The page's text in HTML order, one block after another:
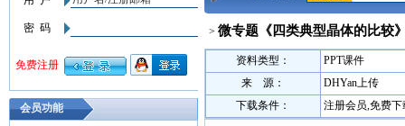
会员功能
> 微专题《四类典型晶体的比较
资料类型：
PPT课件
来 源：
DHYan上传
下载条件：
注册会员,免费下